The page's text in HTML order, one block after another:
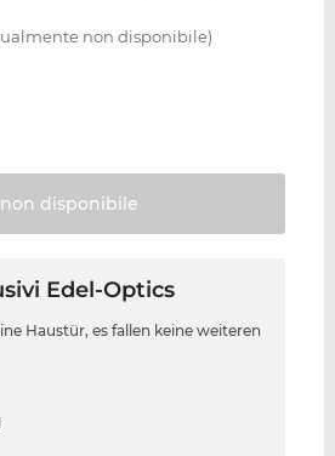
non disponibile)
disponibile
Edel-Optics
Haustür, es fallen keine weiteren